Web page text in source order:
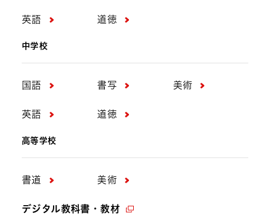
英語 道徳
中学校
国語 書写 美術
英語 道徳
高等学校
書道 美術
デジタル教科書・教材